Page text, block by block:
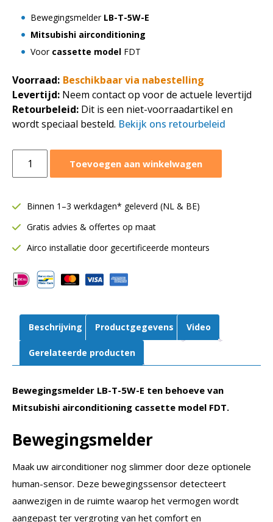
Bewegingsmelder LB-T-5W-E
Mitsubishi airconditioning
Voor cassette model FDT
Voorraad: Beschikbaar via nabestelling
Levertijd: Neem contact op voor de actuele levertijd
Retourbeleid: Dit is een niet-voorraadartikel en
wordt speciaal besteld. Bekijk ons retourbeleid
bewegingsmelder
T-
E
|
cassette
model
aantal
Toevoegen aan winkelwagen
Binnen 1–3 werkdagen* geleverd (NL & BE)
Gratis advies & offertes op maat
Airco installatie door gecertificeerde monteurs
Beschrijving Productgegevens Video
Gerelateerde producten
Bewegingsmelder LB-T-5W-E ten behoeve van
Mitsubishi airconditioning cassette model FDT.
Bewegingsmelder
Maak uw airconditioner nog slimmer door deze optionele
human-sensor. Deze bewegingssensor detecteert
aanwezigen in de ruimte waarop het vermogen wordt
aangepast ter vergroting van het comfort en